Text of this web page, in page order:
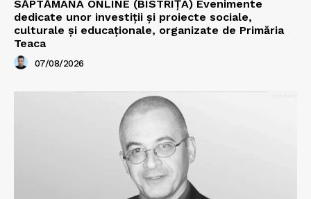
SĂPTĂMÂNA ONLINE (BISTRIȚA) Evenimente
dedicate unor investiții și proiecte sociale,
culturale și educaționale, organizate de Primăria
Teaca
07/08/2026